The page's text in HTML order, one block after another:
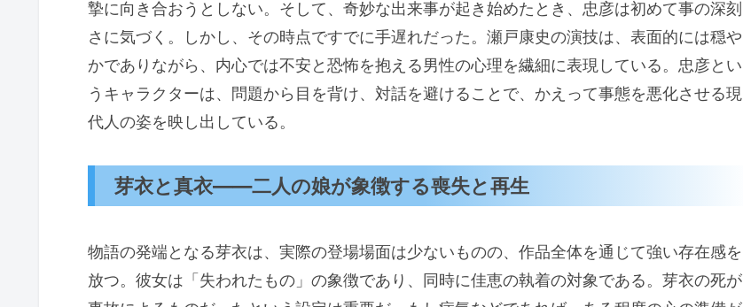
摯に向き合おうとしない。そして、奇妙な出来事が起き始めたとき、忠彦は初めて事の深刻
さに気づく。しかし、その時点ですでに手遅れだった。瀬戸康史の演技は、表面的には穏や
かでありながら、内心では不安と恐怖を抱える男性の心理を繊細に表現している。忠彦とい
うキャラクターは、問題から目を背け、対話を避けることで、かえって事態を悪化させる現
代人の姿を映し出している。
芽衣と真衣——二人の娘が象徴する喪失と再生
物語の発端となる芽衣は、実際の登場場面は少ないものの、作品全体を通じて強い存在感を
放つ。彼女は「失われたもの」の象徴であり、同時に佳恵の執着の対象である。芽衣の死が